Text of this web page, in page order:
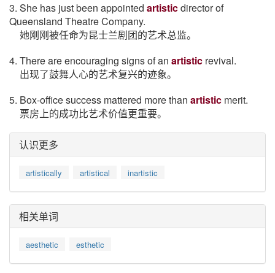
3. She has just been appointed artisticdirector of
Queensland Theatre Company.
她刚刚被任命为昆士兰剧团的艺术总监。
4. There are encouraging signs of an artistic revival.
出现了鼓舞人心的艺术复兴的迹象。
5. Box-office success mattered more than artistic merit.
票房上的成功比艺术价值更重要。
认识更多
artistically artistical inartistic
相关单词
aesthetic esthetic